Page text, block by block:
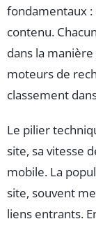
fondamentaux :
contenu.
dans la
moteurs de
classement
Le pilier
site, sa vitesse
mobile. La
site, souvent
liens entrants.